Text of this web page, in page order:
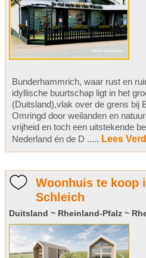
Bunderhammrich, waar rust en
idyllische buurtschap ligt in het
(Duitsland),vlak over de grens bij
Omringd door weilanden en
vrijheid en toch een uitstekende
Nederland én de D ..... Lees
Woonhuis te koop
Schleich
Duitsland ~ Rheinland-Pfalz ~